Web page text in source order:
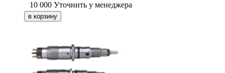
10 000 Уточнить у менеджера